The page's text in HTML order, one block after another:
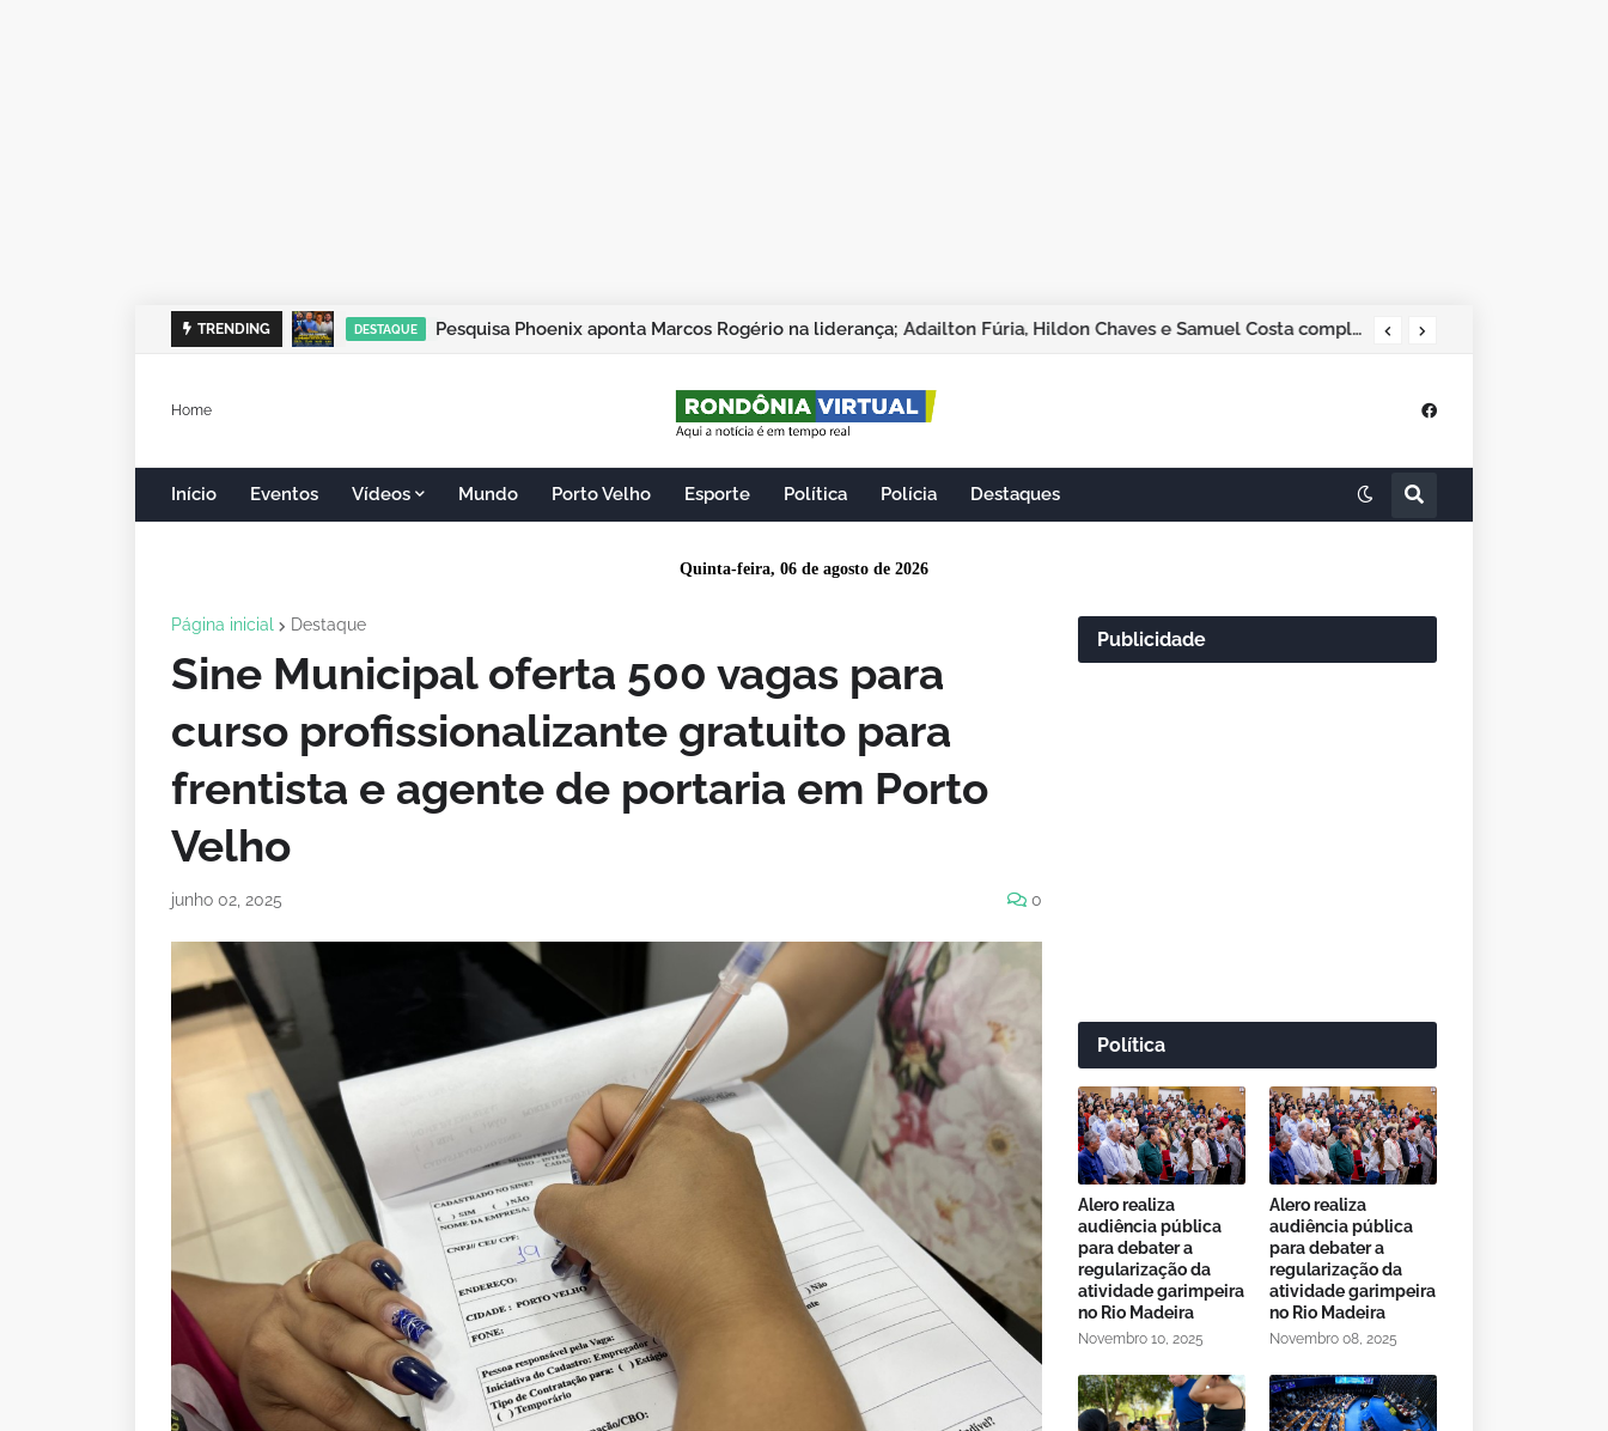
TRENDING DESTAQUE Pesquisa Phoenix aponta Marcos Rogério na liderança; Adailton Fúria, Hildon Chaves e Samuel Costa completam os quatro primeiros
Home
Início Eventos Vídeos Mundo Porto Velho Esporte Política Polícia Destaques
Quinta-feira, 06 de agosto de 2026
Página inicial Destaque
Sine Municipal oferta 500 vagas para
curso profissionalizante gratuito para
frentista e agente de portaria em Porto
Velho
junho 02, 2025 0
Publicidade
Política
Alero realiza
audiência pública
para debater a
regularização da
atividade garimpeira
no Rio Madeira
Novembro 10, 2025
Alero realiza
audiência pública
para debater a
regularização da
atividade garimpeira
no Rio Madeira
Novembro 08, 2025